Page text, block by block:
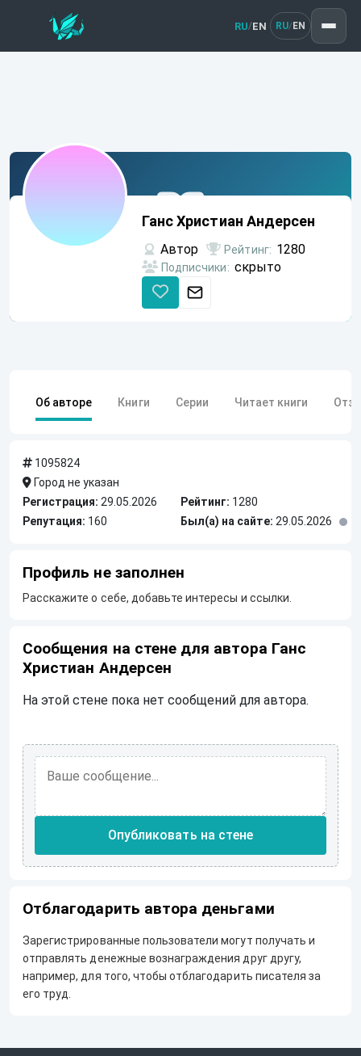
RU/EN RU/ EN
Ганс
Христиан
Андерсен
Ганс Христиан Андерсен
Автор Рейтинг: 1280
Подписчики: скрыто
Об авторе Книги Серии Читает книги
1095824
Город не указан
Регистрация: 29.05.2026 Рейтинг: 1280
Репутация: 160 Был(а) на сайте: 29.05.2026
Профиль не заполнен
Расскажите о себе, добавьте интересы и ссылки.
Сообщения на стене для автора Ганс
Христиан Андерсен
На этой стене пока нет сообщений для автора.
Опубликовать на стене
Отблагодарить автора деньгами
Зарегистрированные пользователи могут получать и
отправлять денежные вознаграждения друг другу,
например, для того, чтобы отблагодарить писателя за
его труд.